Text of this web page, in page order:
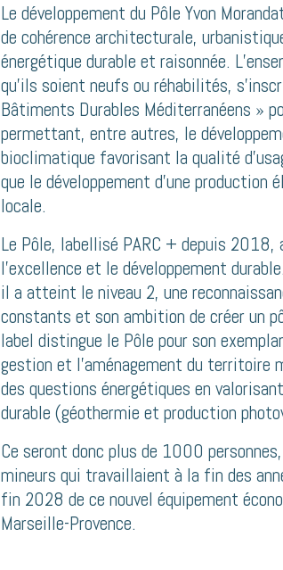
Le développement du Pôle Yvon
de cohérence architecturale,
énergétique durable et raisonnée.
qu’ils soient neufs ou réhabilités,
Bâtiments Durables Méditerranéens »
permettant, entre autres, le
bioclimatique favorisant la qualité
que le développement d’une production
locale.
Le Pôle, labellisé PARC + depuis
l’excellence et le développement
il a atteint le niveau 2, une
constants et son ambition de créer un
label distingue le Pôle pour son
gestion et l’aménagement du territoire
des questions énergétiques en
durable (géothermie et production
Ce seront donc plus de 1000
mineurs qui travaillaient à la fin des
fin 2028 de ce nouvel équipement
Marseille-Provence.